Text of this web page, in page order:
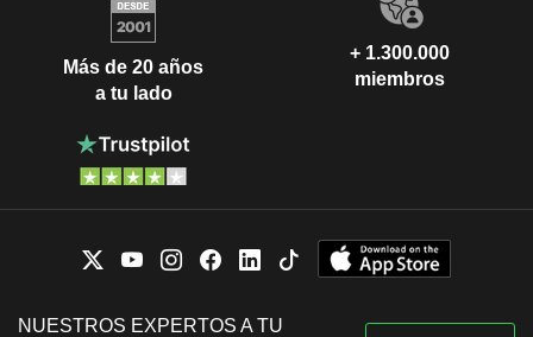
Más de 20 años
a tu lado
+ 1.300.000
miembros
NUESTROS EXPERTOS A TU